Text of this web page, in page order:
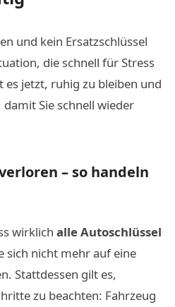
und kein Ersatzschlüssel
die schnell für Stress
jetzt, ruhig zu bleiben und
Sie schnell wieder
– so handeln
wirklich alle Autoschlüssel
sich nicht mehr auf eine
Stattdessen gilt es,
zu beachten: Fahrzeug